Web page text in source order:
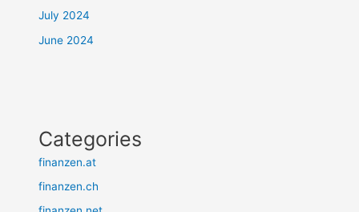
July 2024
June 2024
Categories
finanzen.at
finanzen.ch